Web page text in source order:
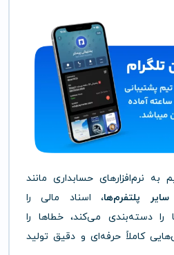
به نرم‌افزارهای حسابداری مانند
، اسناد مالی را
را دسته‌بندی می‌کند، خطاها را
کاملاً حرفه‌ای و دقیق تولید